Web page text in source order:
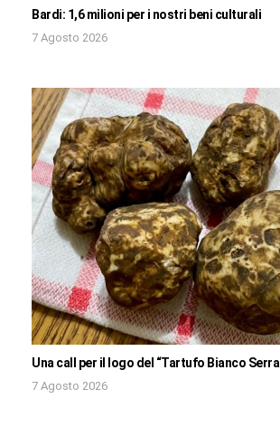
Bardi: 1,6 milioni per i nostri beni culturali
7 Agosto 2026
Una call per il logo del “Tartufo Bianco
7 Agosto 2026